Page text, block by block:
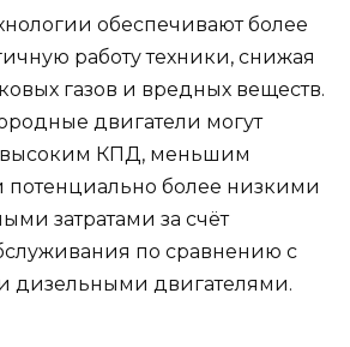
обеспечивают более
работу техники, снижая
газов и вредных веществ.
двигатели могут
высоким КПД, меньшим
более низкими
затратами за счёт
по сравнению с
дизельными двигателями.